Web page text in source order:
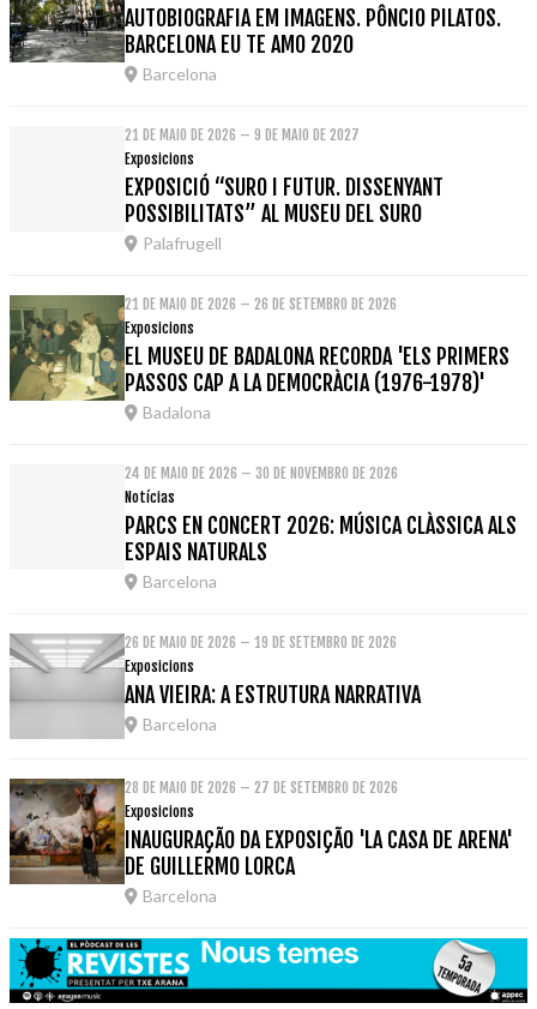
AUTOBIOGRAFIA EM IMAGENS. PÔNCIO PILATOS.
BARCELONA EU TE AMO 2020
Barcelona
21 DE MAIO DE 2026 – 9 DE MAIO DE 2027
Exposicions
EXPOSICIÓ “SURO I FUTUR. DISSENYANT
POSSIBILITATS” AL MUSEU DEL SURO
Palafrugell
21 DE MAIO DE 2026 – 26 DE SETEMBRO DE 2026
Exposicions
EL MUSEU DE BADALONA RECORDA 'ELS PRIMERS
PASSOS CAP A LA DEMOCRÀCIA (1976-1978)'
Badalona
24 DE MAIO DE 2026 – 30 DE NOVEMBRO DE 2026
Notícias
PARCS EN CONCERT 2026: MÚSICA CLÀSSICA ALS
ESPAIS NATURALS
Barcelona
26 DE MAIO DE 2026 – 19 DE SETEMBRO DE 2026
Exposicions
ANA VIEIRA: A ESTRUTURA NARRATIVA
Barcelona
28 DE MAIO DE 2026 – 27 DE SETEMBRO DE 2026
Exposicions
INAUGURAÇÃO DA EXPOSIÇÃO 'LA CASA DE ARENA'
DE GUILLERMO LORCA
Barcelona